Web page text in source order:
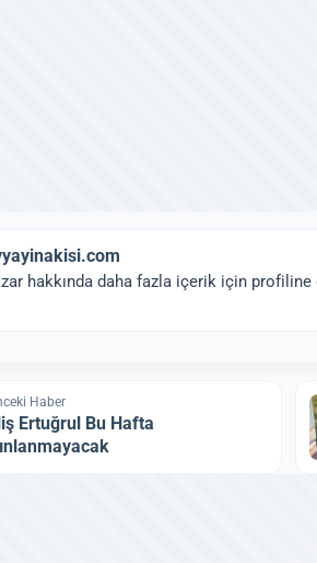
hakkında daha fazla içerik için profiline
Haber
Ertuğrul Bu Hafta